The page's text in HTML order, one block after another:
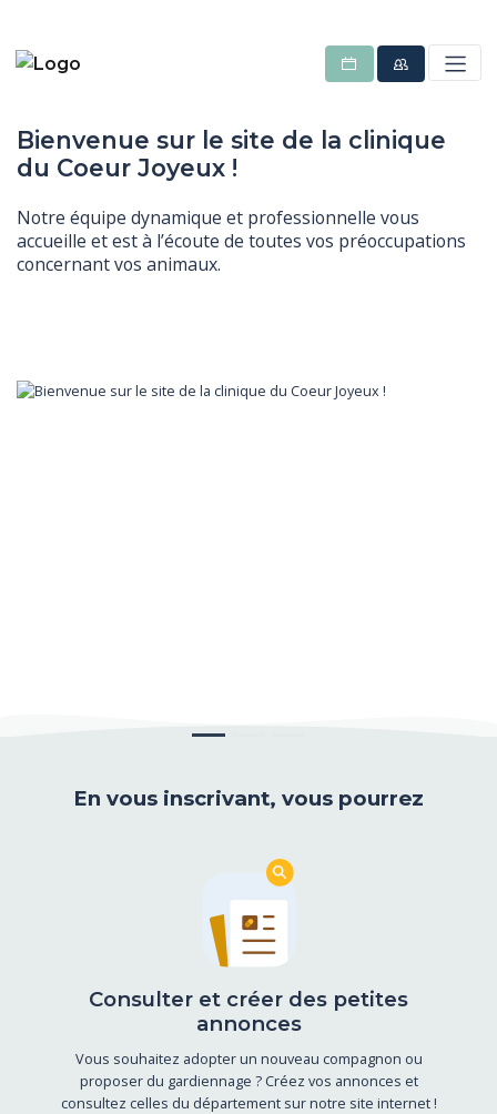
Bienvenue sur le site de la clinique
du Coeur Joyeux !
Notre équipe dynamique et professionnelle vous
accueille et est à l’écoute de toutes vos préoccupations
concernant vos animaux.
En vous inscrivant, vous pourrez
Consulter et créer des petites
annonces
Vous souhaitez adopter un nouveau compagnon ou
proposer du gardiennage ? Créez vos annonces et
consultez celles du département sur notre site internet !